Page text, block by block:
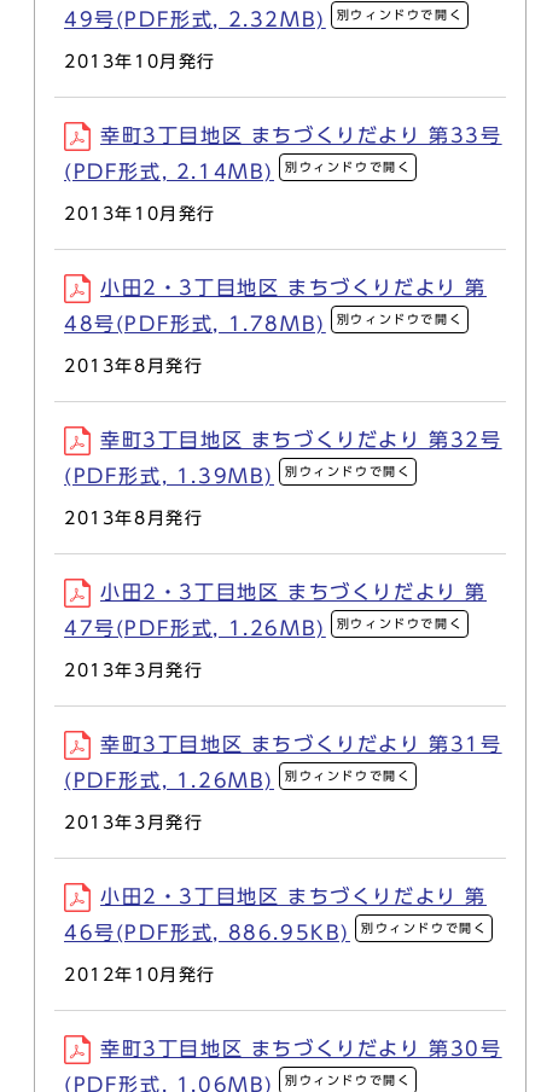
49号(PDF形式, 2.32MB)
別ウィンドウで開く
2013年10月発行
幸町3丁目地区 まちづくりだより 第33号
(PDF形式, 2.14MB)
別ウィンドウで開く
2013年10月発行
小田2・3丁目地区 まちづくりだより 第
48号(PDF形式, 1.78MB)
別ウィンドウで開く
2013年8月発行
幸町3丁目地区 まちづくりだより 第32号
(PDF形式, 1.39MB)
別ウィンドウで開く
2013年8月発行
小田2・3丁目地区 まちづくりだより 第
47号(PDF形式, 1.26MB)
別ウィンドウで開く
2013年3月発行
幸町3丁目地区 まちづくりだより 第31号
(PDF形式, 1.26MB)
別ウィンドウで開く
2013年3月発行
小田2・3丁目地区 まちづくりだより 第
46号(PDF形式, 886.95KB)
別ウィンドウで開く
2012年10月発行
幸町3丁目地区 まちづくりだより 第30号
(PDF形式, 1.06MB)
別ウィンドウで開く